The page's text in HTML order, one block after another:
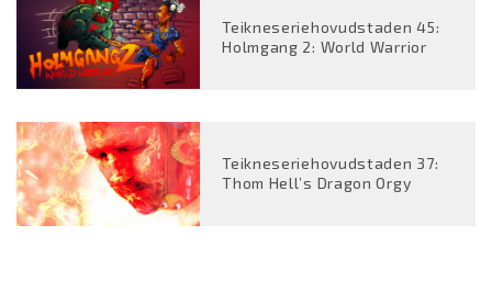
Teikneseriehovudstaden 45:
Holmgang 2: World Warrior
Teikneseriehovudstaden 37:
Thom Hell’s Dragon Orgy